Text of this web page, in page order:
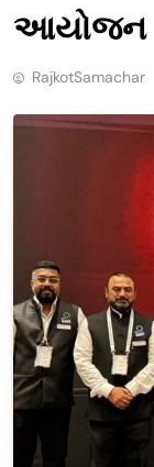
આયોજન
RajkotSamachar